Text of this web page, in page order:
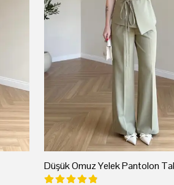
Düşük Omuz Yelek Pantolon